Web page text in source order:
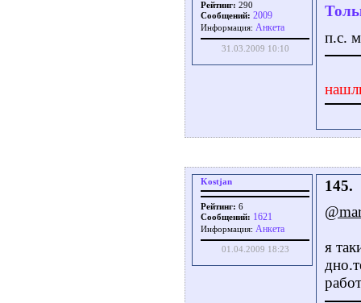
Рейтинг: 290
Сообщений: 2009
Информация: Aнкета
31.03.2009 10:10
п.с.
Kostjan
Рейтинг: 6
Сообщений: 1621
Информация: Aнкета
01.04.2009 18:23
145.
я